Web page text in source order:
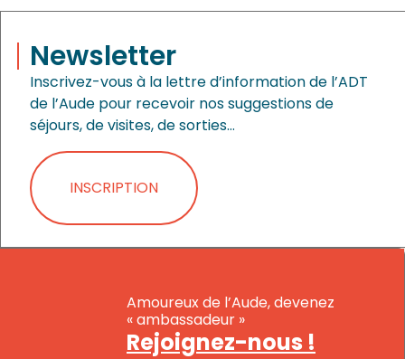
Newsletter
Inscrivez-vous à la lettre d’information de l’ADT
de l’Aude pour recevoir nos suggestions de
séjours, de visites, de sorties…
INSCRIPTION
Amoureux de l’Aude, devenez
« ambassadeur »
Rejoignez-nous !